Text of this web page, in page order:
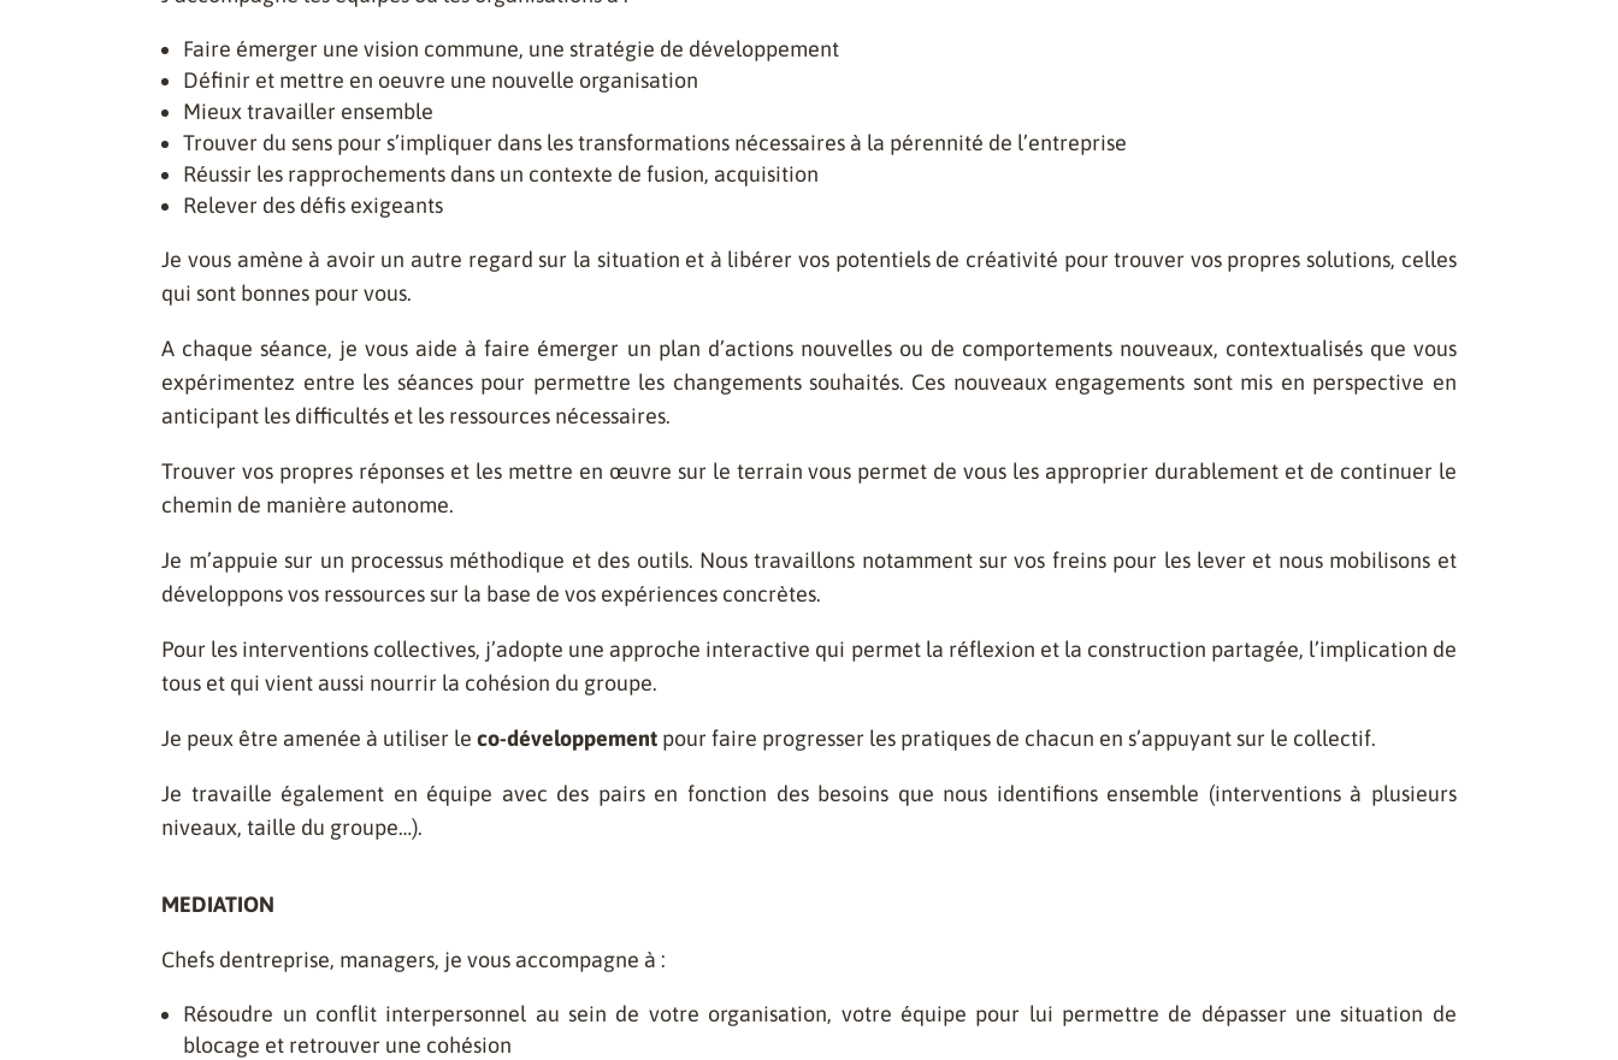
Faire émerger une vision commune, une stratégie de développement
Définir et mettre en oeuvre une nouvelle organisation
Mieux travailler ensemble
Trouver du sens pour s’impliquer dans les transformations nécessaires à la pérennité de l’entreprise
Réussir les rapprochements dans un contexte de fusion, acquisition
Relever des défis exigeants
Je vous amène à avoir un autre regard sur la situation et à libérer vos potentiels de créativité pour trouver vos propres solutions, celles
qui sont bonnes pour vous.
A chaque séance, je vous aide à faire émerger un plan d’actions nouvelles ou de comportements nouveaux, contextualisés que vous
expérimentez entre les séances pour permettre les changements souhaités. Ces nouveaux engagements sont mis en perspective en
anticipant les difficultés et les ressources nécessaires.
Trouver vos propres réponses et les mettre en œuvre sur le terrain vous permet de vous les approprier durablement et de continuer le
chemin de manière autonome.
Je m’appuie sur un processus méthodique et des outils. Nous travaillons notamment sur vos freins pour les lever et nous mobilisons et
développons vos ressources sur la base de vos expériences concrètes.
Pour les interventions collectives, j’adopte une approche interactive qui permet la réflexion et la construction partagée, l’implication de
tous et qui vient aussi nourrir la cohésion du groupe.
Je peux être amenée à utiliser leco-développement pour faire progresser les pratiques de chacun en s’appuyant sur le collectif.
Je travaille également en équipe avec des pairs en fonction des besoins que nous identifions ensemble (interventions à plusieurs
niveaux, taille du groupe…).
MEDIATION
Chefs dentreprise, managers, je vous accompagne à :
Résoudre un conflit interpersonnel au sein de votre organisation, votre équipe pour lui permettre de dépasser une situation de
blocage et retrouver une cohésion